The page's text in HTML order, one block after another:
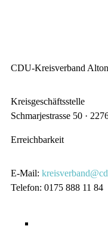
CDU-Kreisverband
Kreisgeschäftsstelle
Schmarjestrasse 50 ·
Erreichbarkeit
E-Mail:
Telefon: 0175 888 11 84